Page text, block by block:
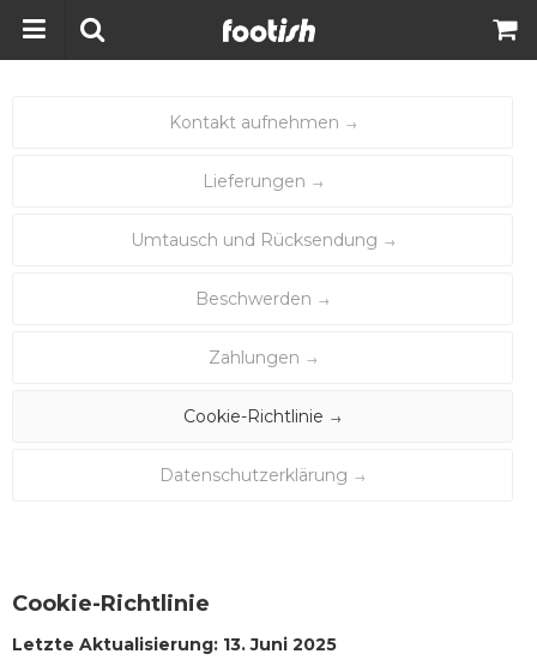
Kontakt aufnehmen
Lieferungen
Umtausch und Rücksendung
Beschwerden
Zahlungen
Cookie-Richtlinie
Datenschutzerklärung
Cookie-Richtlinie
Letzte Aktualisierung: 13. Juni 2025